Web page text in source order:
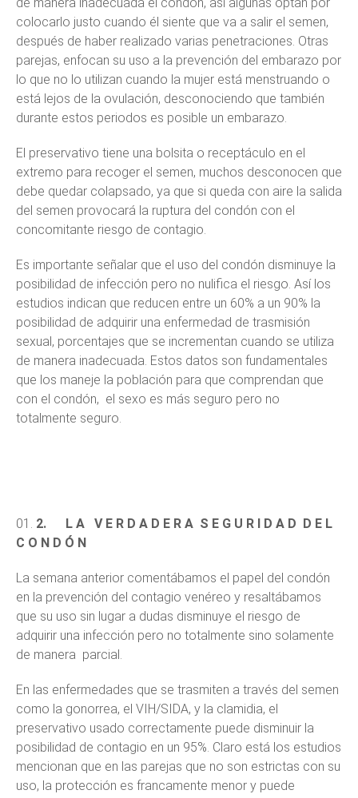
colocarlo justo cuando él siente que va a salir el semen,
después de haber realizado varias penetraciones. Otras
parejas, enfocan su uso a la prevención del embarazo por
lo que no lo utilizan cuando la mujer está menstruando o
está lejos de la ovulación, desconociendo que también
durante estos periodos es posible un embarazo.
El preservativo tiene una bolsita o receptáculo en el
extremo para recoger el semen, muchos desconocen que
debe quedar colapsado, ya que si queda con aire la salida
del semen provocará la ruptura del condón con el
concomitante riesgo de contagio.
Es importante señalar que el uso del condón disminuye la
posibilidad de infección pero no nulifica el riesgo. Así los
estudios indican que reducen entre un 60% a un 90% la
posibilidad de adquirir una enfermedad de trasmisión
sexual, porcentajes que se incrementan cuando se utiliza
de manera inadecuada. Estos datos son fundamentales
que los maneje la población para que comprendan que
con el condón, el sexo es más seguro pero no
totalmente seguro.
2. L A V E R D A D E R A S E G U R I D A D D E L
C O N D Ó N
La semana anterior comentábamos el papel del condón
en la prevención del contagio venéreo y resaltábamos
que su uso sin lugar a dudas disminuye el riesgo de
adquirir una infección pero no totalmente sino solamente
de manera parcial.
En las enfermedades que se trasmiten a través del semen
como la gonorrea, el VIH/SIDA, y la clamidia, el
preservativo usado correctamente puede disminuir la
posibilidad de contagio en un 95%. Claro está los estudios
mencionan que en las parejas que no son estrictas con su
uso, la protección es francamente menor y puede